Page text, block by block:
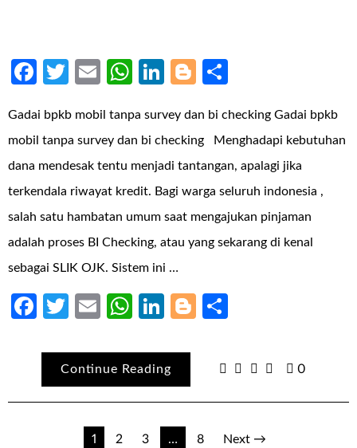
Facebook
Twitter
EmailWhatsApp
LinkedIn
Blogger
Gadai bpkb mobil tanpa survey dan bi checking Gadai bpkb
mobil tanpa survey dan bi checking Menghadapi kebutuhan
dana mendesak tentu menjadi tantangan, apalagi jika
terkendala riwayat kredit. Bagi warga seluruh indonesia ,
salah satu hambatan umum saat mengajukan pinjaman
adalah proses BI Checking, atau yang sekarang di kenal
sebagai SLIK OJK. Sistem ini …
Facebook
Twitter
EmailWhatsApp
LinkedIn
Blogger
Continue Reading 0
Paginasi
1 2 3 … 8 Next →